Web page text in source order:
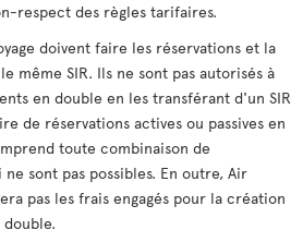
respect des règles tarifaires.
doivent faire les réservations et la
même SIR. Ils ne sont pas autorisés à
en double en les transférant d'un SIR
de réservations actives ou passives en
toute combinaison de
sont pas possibles. En outre, Air
pas les frais engagés pour la création